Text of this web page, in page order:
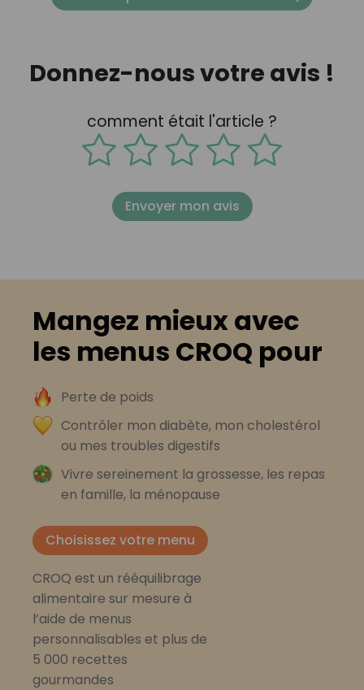
Donnez-nous votre avis !
comment était l'article ?
Envoyer mon avis
Mangez mieux avec
les menus CROQ pour
Perte de poids
Contrôler mon diabète, mon cholestérol
ou mes troubles digestifs
Vivre sereinement la grossesse, les repas
en famille, la ménopause
Choisissez votre menu
CROQ est un rééquilibrage
alimentaire sur mesure à
l’aide de menus
personnalisables et plus de
5 000 recettes
gourmandes